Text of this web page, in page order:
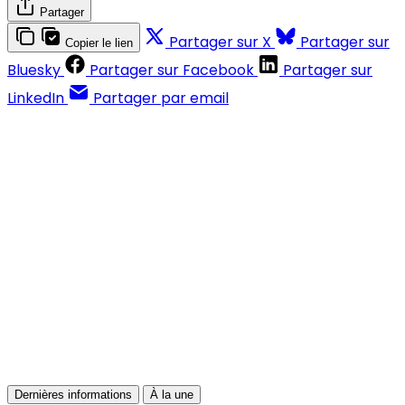
Partager
Copier le lien Partager sur X
Partager sur
Bluesky
Partager sur Facebook
Partager sur
LinkedIn
Partager par email
Dernières informations À la une